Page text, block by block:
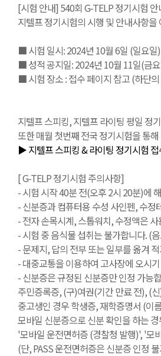
[시험 안내] 540회 G-TELP 정기시험 안
지텔프 정기시험의 시행 및 안내사항
■ 시험 일시: 2024년 10월 6일 (일요
■ 성적 공지일: 2024년 10월 11일(금
■ 시험 장소 : 접수 페이지 참고 (하단
지텔프 스피킹, 지텔프 라이팅 평일 정
또한 매월 첫번째 전국 정기시험을 통
▶ 지텔프 스피킹 & 라이팅 정기시험
[ G-TELP 정기시험 주의사항]
- 시험 시작 40분 전(오후 2시 20분)에
- 신분증과 컴퓨터용 수성 사인펜, 수
- 전자 손목시계, 스톱워치, 수정액은
- 시험 중 음식물 섭취는 불가합니다. (
- 문제지, 답의 전부 또는 일부를 옮겨
- 대중교통을 이용하여 고사장에 오시
- 신분증은 규정된 신분증만 인정 가능
주민증록증, (구)여권(기간 만료 전), (
중고생인 경우 학생증, 재학증명서 (이
모바일 신분증으로 신분 확인을 하는
'모바일 운전면허증 (경찰청 발행)', '모
(단, PASS 운전면허증은 신분증 인정